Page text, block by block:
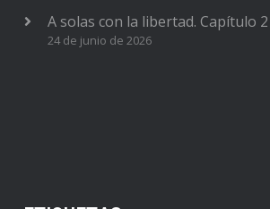
A solas con la libertad. Capítulo 2
24 de junio de 2026